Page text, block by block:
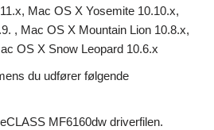
Mac OS X Yosemite 10.10.x,
, Mac OS X Mountain Lion 10.8.x,
OS X Snow Leopard 10.6.x
du udfører følgende
MF6160dw driverfilen.